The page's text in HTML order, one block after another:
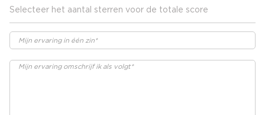
Selecteer het aantal sterren voor de totale score